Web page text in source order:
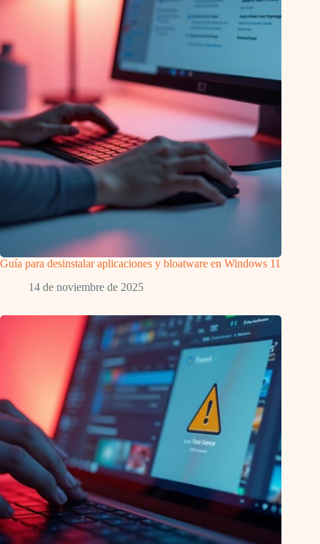
Guía para desinstalar aplicaciones y bloatware en Windows 11
14 de noviembre de 2025